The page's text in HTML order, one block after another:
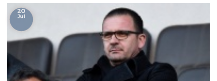
20
Jul